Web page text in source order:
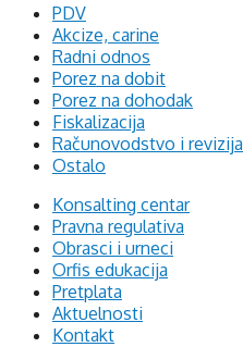
PDV
Akcize, carine
Radni odnos
Porez na dobit
Porez na dohodak
Fiskalizacija
Računovodstvo i revizija
Ostalo
Konsalting centar
Pravna regulativa
Obrasci i urneci
Orfis edukacija
Pretplata
Aktuelnosti
Kontakt